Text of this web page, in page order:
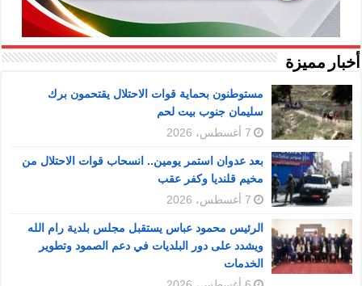
أخبار مميزة
مستوطنون بحماية قوات الاحتلال يقتحمون برك
سليمان جنوب بيت لحم
7 أغسطس، 2026
بعد عدوان استمر يومين.. انسحاب قوات الاحتلال من
مخيم قلنديا وكفر عقب
7 أغسطس، 2026
الرئيس محمود عباس يستقبل مجلس بلدية رام الله
ويشدد على دور البلديات في دعم الصمود وتطوير
الخدمات